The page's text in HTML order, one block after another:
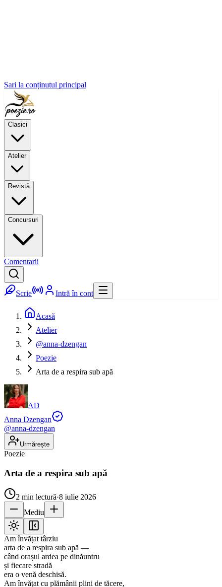
Sari la conținutul principal
Clasici
Atelier
Revistă
Concursuri
Comentarii
Scrie Intră în cont
Acasă
Atelier
@anna-dzengan
Poezie
Arta de a respira sub apă
AD
Anna Dzengan
@anna-dzengan
Urmărește
Poezie
Arta de a respira sub apă
2 min lectură·8 iulie 2026
Mediu
Am învățat târziu
arta de a respira sub apă —
când orașul ardea pe dinăuntru
și fiecare stradă
era o venă deschisă.
Am învățat cu plămânii plini de tăcere,